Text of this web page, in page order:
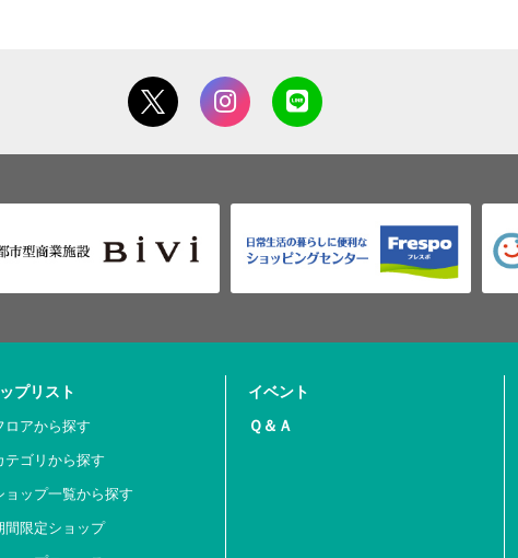
プリスト
ロアから探す
テゴリから探す
ョップ一覧から探す
間限定ショップ
イベント
Ｑ＆Ａ